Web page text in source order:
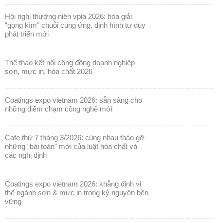
hội nghị thường niên vpia 2026: hóa giải
“gọng kìm” chuỗi cung ứng, định hình tư duy
phát triển mới
thể thao kết nối cộng đồng doanh nghiệp
sơn, mực in, hóa chất 2026
coatings expo vietnam 2026: sẵn sàng cho
những điểm chạm công nghệ mới
cafe thứ 7 tháng 3/2026: cùng nhau tháo gỡ
những “bài toán” mới của luật hóa chất và
các nghị định
coatings expo vietnam 2026: khẳng định vị
thế ngành sơn & mực in trong kỷ nguyên bền
vững